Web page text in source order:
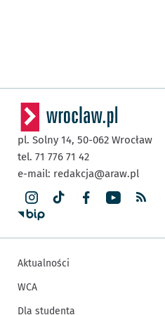
pl. Solny 14, 50-062 Wrocław
tel. 71 776 71 42
e-mail: redakcja@araw.pl
Aktualności
WCA
Dla studenta